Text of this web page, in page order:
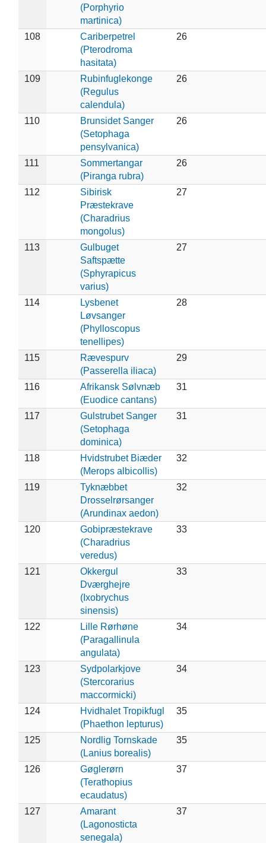
(Porphyrio
martinica)
108
Cariberpetrel
(Pterodroma
hasitata)
26
109
Rubinfuglekonge
(Regulus
calendula)
26
110
Brunsidet Sanger
(Setophaga
pensylvanica)
26
111
Sommertangar
(Piranga rubra)
26
112
Sibirisk
Præstekrave
(Charadrius
mongolus)
27
113
Gulbuget
Saftspætte
(Sphyrapicus
varius)
27
114
Lysbenet
Løvsanger
(Phylloscopus
tenellipes)
28
115
Rævespurv
(Passerella iliaca)
29
116
Afrikansk Sølvnæb
(Euodice cantans)
31
117
Gulstrubet Sanger
(Setophaga
dominica)
31
118
Hvidstrubet Biæder
(Merops albicollis)
32
119
Tyknæbbet
Drosselrørsanger
(Arundinax aedon)
32
120
Gobipræstekrave
(Charadrius
veredus)
33
121
Okkergul
Dværghejre
(Ixobrychus
sinensis)
33
122
Lille Rørhøne
(Paragallinula
angulata)
34
123
Sydpolarkjove
(Stercorarius
maccormicki)
34
124
Hvidhalet Tropikfugl
(Phaethon lepturus)
35
125
Nordlig Tornskade
(Lanius borealis)
35
126
Gøglerørn
(Terathopius
ecaudatus)
37
127
Amarant
(Lagonosticta
senegala)
37